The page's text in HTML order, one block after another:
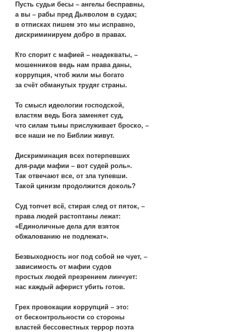
Пусть судьи бесы – ангелы бесправны,
а вы – рабы пред Дьяволом в судах;
в отписках пишем это мы исправно,
дискриминируем добро в правах.
Кто спорит с мафией – неадекваты, –
мошенников ведь нам права даны,
коррупция, чтоб жили мы богато
за счёт обманутых трудяг страны.
То смысл идеологии господской,
властям ведь Бога заменяет суд,
что силам тьмы прислуживает броско, –
все наши не по Библии живут.
Дискриминация всех потерпевших
для-ради мафии – вот судей роль».
Так отвечают все, от зла тупевши.
Такой цинизм продолжится доколь?
Суд топчет всё, стирая след от пяток, –
права людей растоптаны лежат:
«Единоличные дела для взяток
обжалованию не подлежат».
Безвыходность ног под собой не чует, –
зависимость от мафии судов
простых людей презрением линчует:
нас каждый аферист убить готов.
Грех провокации коррупций – это:
от бесконтрольности со стороны
властей бессовестных террор поэта